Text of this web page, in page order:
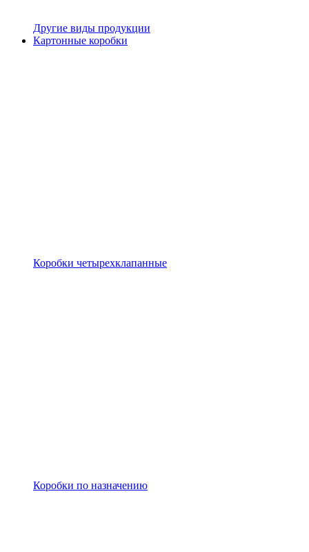
Другие виды продукции
Картонные коробки
Коробки четырехклапанные
Коробки по назначению